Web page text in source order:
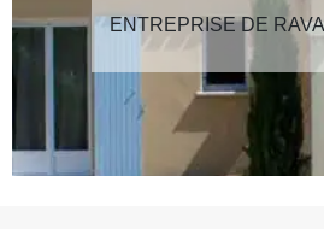
ENTREPRISE DE